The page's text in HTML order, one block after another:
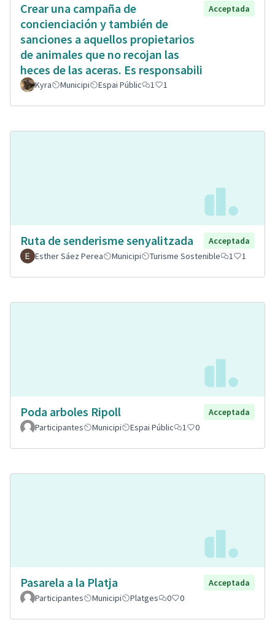
Crear una campaña de
concienciación y también de
sanciones a aquellos propietarios
de animales que no recojan las
heces de las aceras. Es responsabili
Acceptada
Kyra Municipi Espai Públic 1 1
Ruta de senderisme senyalitzada
Acceptada
Esther Sáez Perea
Municipi Turisme Sostenible 1 1
Poda arboles Ripoll
Acceptada
Participantes
Municipi Espai Públic 1 0
Pasarela a la Platja
Acceptada
Participantes
Municipi Platges 0 0